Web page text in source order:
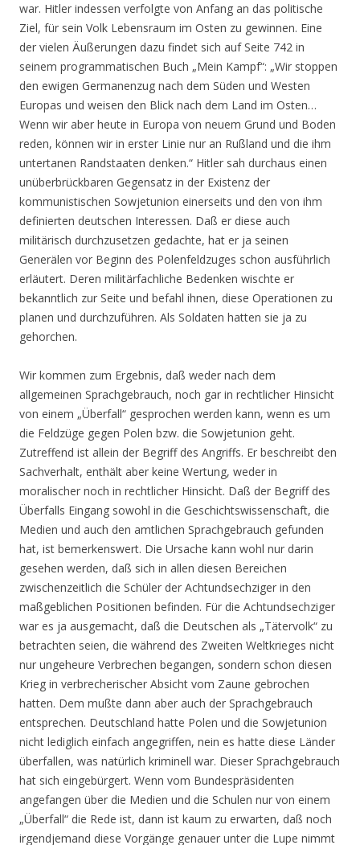
war. Hitler indessen verfolgte von Anfang an das politische
Ziel, für sein Volk Lebensraum im Osten zu gewinnen. Eine
der vielen Äußerungen dazu findet sich auf Seite 742 in
seinem programmatischen Buch „Mein Kampf“: „Wir stoppen
den ewigen Germanenzug nach dem Süden und Westen
Europas und weisen den Blick nach dem Land im Osten…
Wenn wir aber heute in Europa von neuem Grund und Boden
reden, können wir in erster Linie nur an Rußland und die ihm
untertanen Randstaaten denken.“ Hitler sah durchaus einen
unüberbrückbaren Gegensatz in der Existenz der
kommunistischen Sowjetunion einerseits und den von ihm
definierten deutschen Interessen. Daß er diese auch
militärisch durchzusetzen gedachte, hat er ja seinen
Generälen vor Beginn des Polenfeldzuges schon ausführlich
erläutert. Deren militärfachliche Bedenken wischte er
bekanntlich zur Seite und befahl ihnen, diese Operationen zu
planen und durchzuführen. Als Soldaten hatten sie ja zu
gehorchen.
Wir kommen zum Ergebnis, daß weder nach dem
allgemeinen Sprachgebrauch, noch gar in rechtlicher Hinsicht
von einem „Überfall“ gesprochen werden kann, wenn es um
die Feldzüge gegen Polen bzw. die Sowjetunion geht.
Zutreffend ist allein der Begriff des Angriffs. Er beschreibt den
Sachverhalt, enthält aber keine Wertung, weder in
moralischer noch in rechtlicher Hinsicht. Daß der Begriff des
Überfalls Eingang sowohl in die Geschichtswissenschaft, die
Medien und auch den amtlichen Sprachgebrauch gefunden
hat, ist bemerkenswert. Die Ursache kann wohl nur darin
gesehen werden, daß sich in allen diesen Bereichen
zwischenzeitlich die Schüler der Achtundsechziger in den
maßgeblichen Positionen befinden. Für die Achtundsechziger
war es ja ausgemacht, daß die Deutschen als „Tätervolk“ zu
betrachten seien, die während des Zweiten Weltkrieges nicht
nur ungeheure Verbrechen begangen, sondern schon diesen
Krieg in verbrecherischer Absicht vom Zaune gebrochen
hatten. Dem mußte dann aber auch der Sprachgebrauch
entsprechen. Deutschland hatte Polen und die Sowjetunion
nicht lediglich einfach angegriffen, nein es hatte diese Länder
überfallen, was natürlich kriminell war. Dieser Sprachgebrauch
hat sich eingebürgert. Wenn vom Bundespräsidenten
angefangen über die Medien und die Schulen nur von einem
„Überfall“ die Rede ist, dann ist kaum zu erwarten, daß noch
irgendjemand diese Vorgänge genauer unter die Lupe nimmt